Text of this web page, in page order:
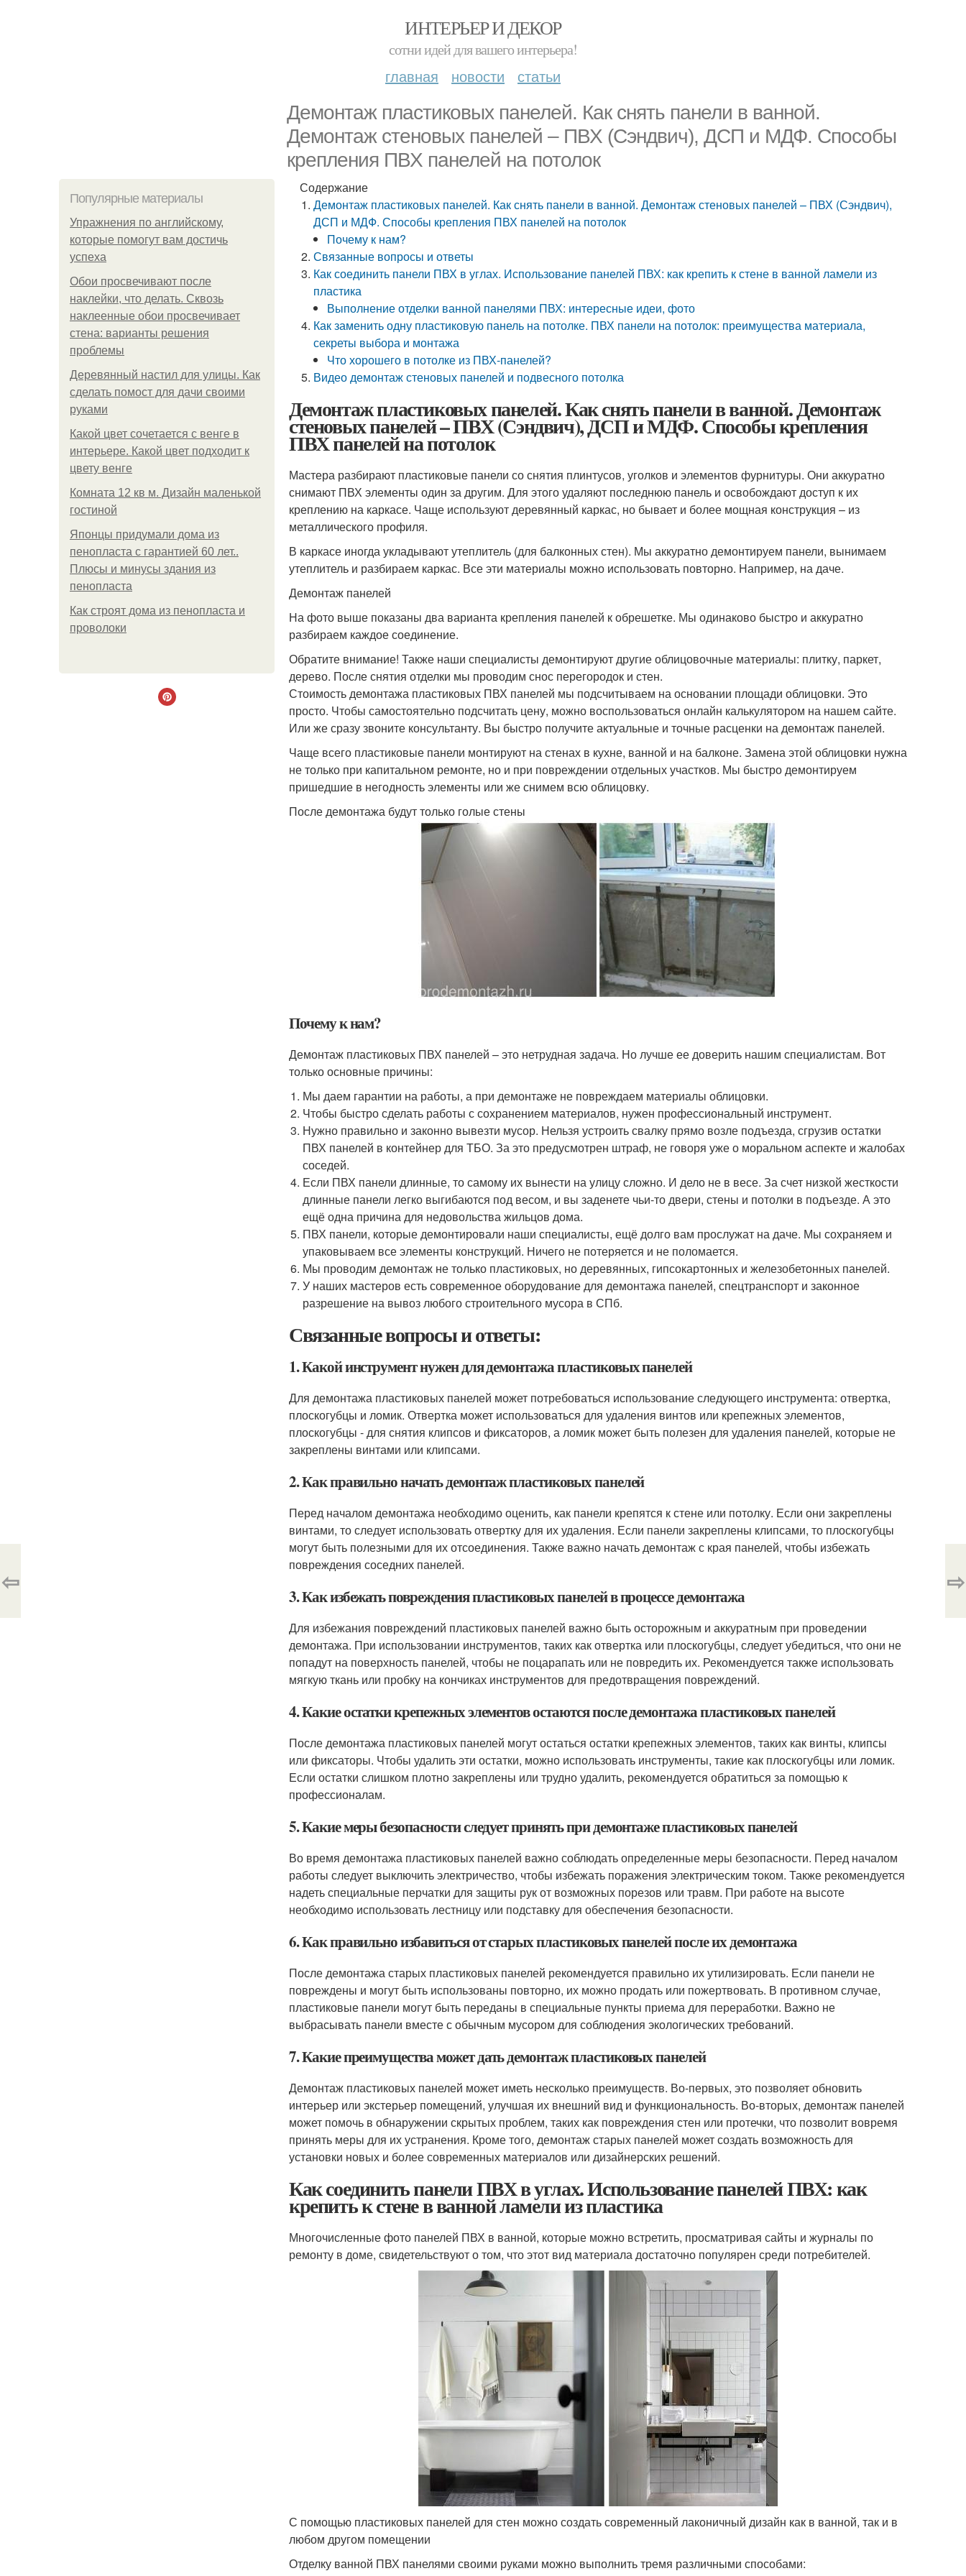
ИНТЕРЬЕР И ДЕКОР
сотни идей для вашего интерьера!
главная новости статьи
Демонтаж пластиковых панелей. Как снять панели в ванной.
Демонтаж стеновых панелей – ПВХ (Сэндвич), ДСП и МДФ. Способы
крепления ПВХ панелей на потолок
Популярные материалы
Упражнения по английскому,
которые помогут вам достичь
успеха
Обои просвечивают после
наклейки, что делать. Сквозь
наклеенные обои просвечивает
стена: варианты решения
проблемы
Деревянный настил для улицы. Как
сделать помост для дачи своими
руками
Какой цвет сочетается с венге в
интерьере. Какой цвет подходит к
цвету венге
Комната 12 кв м. Дизайн маленькой
гостиной
Японцы придумали дома из
пенопласта с гарантией 60 лет..
Плюсы и минусы здания из
пенопласта
Как строят дома из пенопласта и
проволоки
Содержание
Демонтаж пластиковых панелей. Как снять панели в ванной. Демонтаж стеновых панелей – ПВХ (Сэндвич),
ДСП и МДФ. Способы крепления ПВХ панелей на потолок
Почему к нам?
Связанные вопросы и ответы
Как соединить панели ПВХ в углах. Использование панелей ПВХ: как крепить к стене в ванной ламели из
пластика
Выполнение отделки ванной панелями ПВХ: интересные идеи, фото
Как заменить одну пластиковую панель на потолке. ПВХ панели на потолок: преимущества материала,
секреты выбора и монтажа
Что хорошего в потолке из ПВХ-панелей?
Видео демонтаж стеновых панелей и подвесного потолка
Демонтаж пластиковых панелей. Как снять панели в ванной. Демонтаж
стеновых панелей – ПВХ (Сэндвич), ДСП и МДФ. Способы крепления
ПВХ панелей на потолок
Мастера разбирают пластиковые панели со снятия плинтусов, уголков и элементов фурнитуры. Они аккуратно
снимают ПВХ элементы один за другим. Для этого удаляют последнюю панель и освобождают доступ к их
креплению на каркасе. Чаще используют деревянный каркас, но бывает и более мощная конструкция – из
металлического профиля.
В каркасе иногда укладывают утеплитель (для балконных стен). Мы аккуратно демонтируем панели, вынимаем
утеплитель и разбираем каркас. Все эти материалы можно использовать повторно. Например, на даче.
Демонтаж панелей
На фото выше показаны два варианта крепления панелей к обрешетке. Мы одинаково быстро и аккуратно
разбираем каждое соединение.
Обратите внимание! Также наши специалисты демонтируют другие облицовочные материалы: плитку, паркет,
дерево. После снятия отделки мы проводим снос перегородок и стен.
Стоимость демонтажа пластиковых ПВХ панелей мы подсчитываем на основании площади облицовки. Это
просто. Чтобы самостоятельно подсчитать цену, можно воспользоваться онлайн калькулятором на нашем сайте.
Или же сразу звоните консультанту. Вы быстро получите актуальные и точные расценки на демонтаж панелей.
Чаще всего пластиковые панели монтируют на стенах в кухне, ванной и на балконе. Замена этой облицовки нужна
не только при капитальном ремонте, но и при повреждении отдельных участков. Мы быстро демонтируем
пришедшие в негодность элементы или же снимем всю облицовку.
После демонтажа будут только голые стены
Почему к нам?
Демонтаж пластиковых ПВХ панелей – это нетрудная задача. Но лучше ее доверить нашим специалистам. Вот
только основные причины:
Мы даем гарантии на работы, а при демонтаже не повреждаем материалы облицовки.
Чтобы быстро сделать работы с сохранением материалов, нужен профессиональный инструмент.
Нужно правильно и законно вывезти мусор. Нельзя устроить свалку прямо возле подъезда, сгрузив остатки
ПВХ панелей в контейнер для ТБО. За это предусмотрен штраф, не говоря уже о моральном аспекте и жалобах
соседей.
Если ПВХ панели длинные, то самому их вынести на улицу сложно. И дело не в весе. За счет низкой жесткости
длинные панели легко выгибаются под весом, и вы заденете чьи-то двери, стены и потолки в подъезде. А это
ещё одна причина для недовольства жильцов дома.
ПВХ панели, которые демонтировали наши специалисты, ещё долго вам прослужат на даче. Мы сохраняем и
упаковываем все элементы конструкций. Ничего не потеряется и не поломается.
Мы проводим демонтаж не только пластиковых, но деревянных, гипсокартонных и железобетонных панелей.
У наших мастеров есть современное оборудование для демонтажа панелей, спецтранспорт и законное
разрешение на вывоз любого строительного мусора в СПб.
Связанные вопросы и ответы:
1. Какой инструмент нужен для демонтажа пластиковых панелей
Для демонтажа пластиковых панелей может потребоваться использование следующего инструмента: отвертка,
плоскогубцы и ломик. Отвертка может использоваться для удаления винтов или крепежных элементов,
плоскогубцы - для снятия клипсов и фиксаторов, а ломик может быть полезен для удаления панелей, которые не
закреплены винтами или клипсами.
2. Как правильно начать демонтаж пластиковых панелей
Перед началом демонтажа необходимо оценить, как панели крепятся к стене или потолку. Если они закреплены
винтами, то следует использовать отвертку для их удаления. Если панели закреплены клипсами, то плоскогубцы
могут быть полезными для их отсоединения. Также важно начать демонтаж с края панелей, чтобы избежать
повреждения соседних панелей.
3. Как избежать повреждения пластиковых панелей в процессе демонтажа
Для избежания повреждений пластиковых панелей важно быть осторожным и аккуратным при проведении
демонтажа. При использовании инструментов, таких как отвертка или плоскогубцы, следует убедиться, что они не
попадут на поверхность панелей, чтобы не поцарапать или не повредить их. Рекомендуется также использовать
мягкую ткань или пробку на кончиках инструментов для предотвращения повреждений.
4. Какие остатки крепежных элементов остаются после демонтажа пластиковых панелей
После демонтажа пластиковых панелей могут остаться остатки крепежных элементов, таких как винты, клипсы
или фиксаторы. Чтобы удалить эти остатки, можно использовать инструменты, такие как плоскогубцы или ломик.
Если остатки слишком плотно закреплены или трудно удалить, рекомендуется обратиться за помощью к
профессионалам.
5. Какие меры безопасности следует принять при демонтаже пластиковых панелей
Во время демонтажа пластиковых панелей важно соблюдать определенные меры безопасности. Перед началом
работы следует выключить электричество, чтобы избежать поражения электрическим током. Также рекомендуется
надеть специальные перчатки для защиты рук от возможных порезов или травм. При работе на высоте
необходимо использовать лестницу или подставку для обеспечения безопасности.
6. Как правильно избавиться от старых пластиковых панелей после их демонтажа
После демонтажа старых пластиковых панелей рекомендуется правильно их утилизировать. Если панели не
повреждены и могут быть использованы повторно, их можно продать или пожертвовать. В противном случае,
пластиковые панели могут быть переданы в специальные пункты приема для переработки. Важно не
выбрасывать панели вместе с обычным мусором для соблюдения экологических требований.
7. Какие преимущества может дать демонтаж пластиковых панелей
Демонтаж пластиковых панелей может иметь несколько преимуществ. Во-первых, это позволяет обновить
интерьер или экстерьер помещений, улучшая их внешний вид и функциональность. Во-вторых, демонтаж панелей
может помочь в обнаружении скрытых проблем, таких как повреждения стен или протечки, что позволит вовремя
принять меры для их устранения. Кроме того, демонтаж старых панелей может создать возможность для
установки новых и более современных материалов или дизайнерских решений.
Как соединить панели ПВХ в углах. Использование панелей ПВХ: как
крепить к стене в ванной ламели из пластика
Многочисленные фото панелей ПВХ в ванной, которые можно встретить, просматривая сайты и журналы по
ремонту в доме, свидетельствуют о том, что этот вид материала достаточно популярен среди потребителей.
С помощью пластиковых панелей для стен можно создать современный лаконичный дизайн как в ванной, так и в
любом другом помещении
Отделку ванной ПВХ панелями своими руками можно выполнить тремя различными способами:
⇦ ⇨